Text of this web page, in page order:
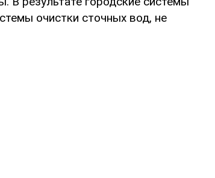
очистки сточных вод, не